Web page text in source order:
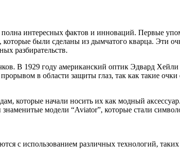
интересных фактов и инноваций. Первые
были сделаны из дымчатого кварца. Эти
разбирательств.
В 1929 году американский оптик Эдвард
в области защиты глаз, так как такие очки
которые начали носить их как модный
модели “Aviator”, которые стали
с использованием различных технологий,